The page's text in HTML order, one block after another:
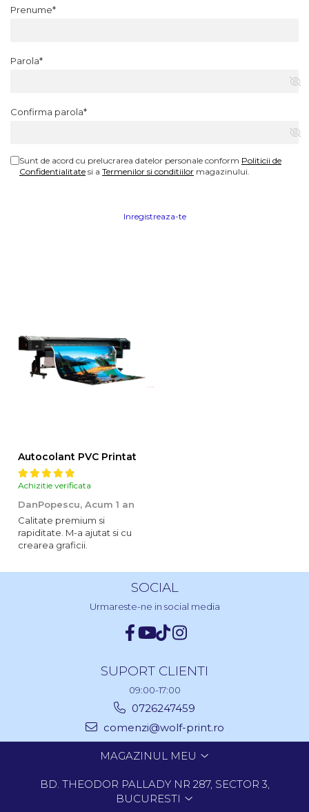
Prenume*
Parola*
Confirma parola*
Sunt de acord cu prelucrarea datelor personale conform Politicii de
Confidentialitate si a Termenilor si conditiilor magazinului.
Inregistreaza-te
Autocolant PVC Printat
Achizitie verificata
DanPopescu, Acum 1 an
Calitate premium si
rapiditate. M-a ajutat si cu
crearea graficii.
SOCIAL
Urmareste-ne in social media
SUPORT CLIENTI
09:00-17:00
0726247459
comenzi@wolf-print.ro
MAGAZINUL MEU
BD. THEODOR PALLADY NR 287, SECTOR 3,
BUCURESTI